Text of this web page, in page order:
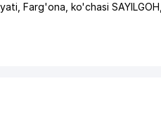
,Farg'ona ko'chasi SAYILGOH